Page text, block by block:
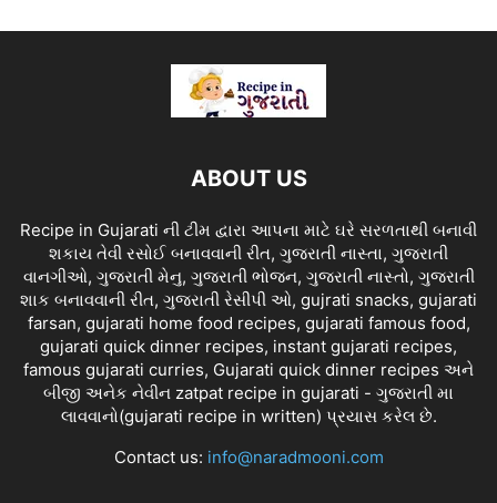
ABOUT US
Recipe in Gujarati ની ટીમ દ્વારા આપના માટે ઘરે સરળતાથી બનાવી
શકાય તેવી રસોઈ બનાવવાની રીત, ગુજરાતી નાસ્તા, ગુજરાતી
વાનગીઓ, ગુજરાતી મેનુ, ગુજરાતી ભોજન, ગુજરાતી નાસ્તો, ગુજરાતી
શાક બનાવવાની રીત, ગુજરાતી રેસીપી ઓ, gujrati snacks, gujarati
farsan, gujarati home food recipes, gujarati famous food,
gujarati quick dinner recipes, instant gujarati recipes,
famous gujarati curries, Gujarati quick dinner recipes અને
બીજી અનેક નેવીન zatpat recipe in gujarati - ગુજરાતી મા
લાવવાનો(gujarati recipe in written) પ્રયાસ કરેલ છે.
Contact us: info@naradmooni.com